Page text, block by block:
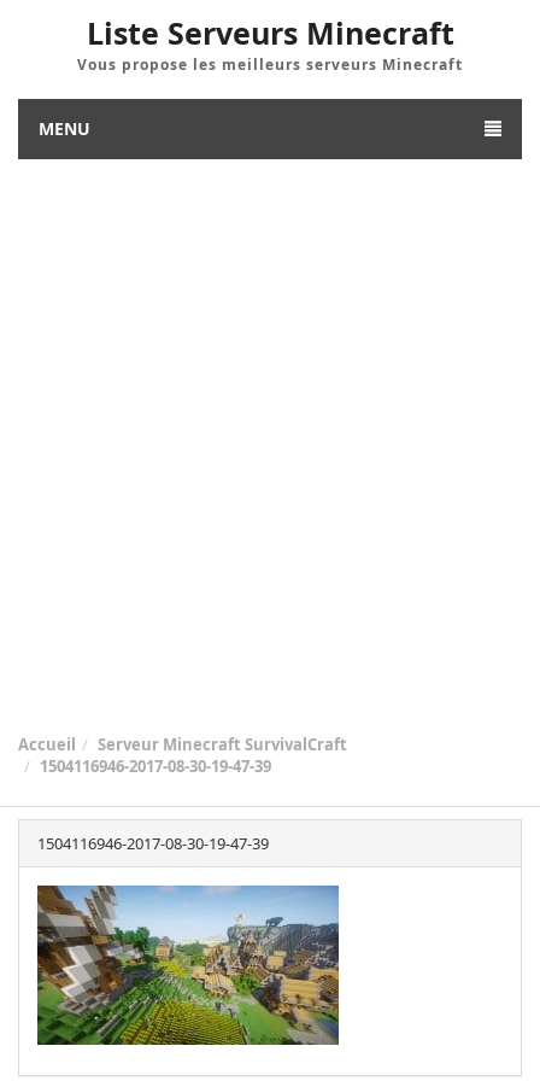
Liste Serveurs Minecraft
Vous propose les meilleurs serveurs Minecraft
MENU
Accueil
Serveur Minecraft SurvivalCraft
1504116946-2017-08-30-19-47-39
1504116946-2017-08-30-19-47-39